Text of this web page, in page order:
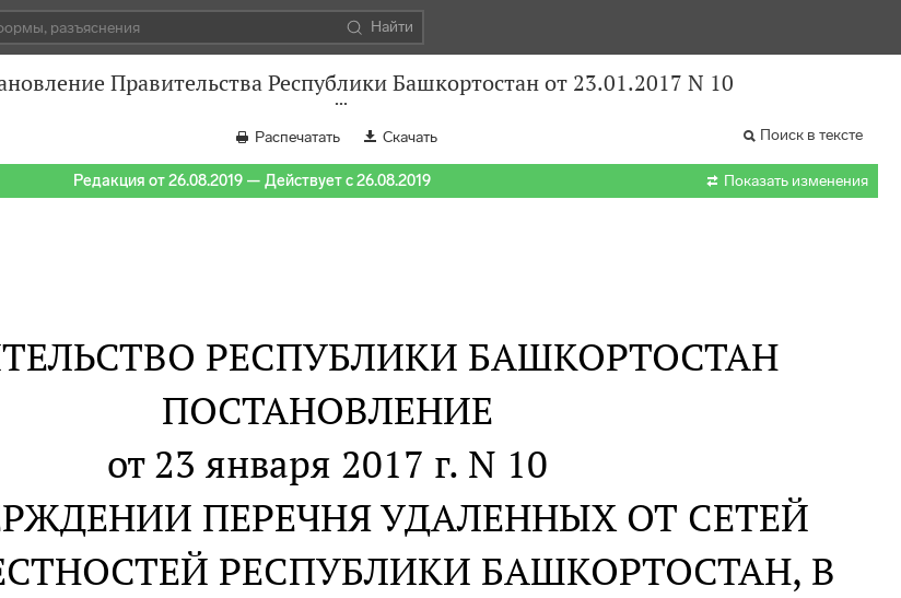
Найти
Правительства Республики Башкортостан от 23.01.2017 N 10
Распечатать Скачать Поиск в тексте
Редакция от 26.08.2019 — Действует с 26.08.2019  Показать изменения
РЕСПУБЛИКИ БАШКОРТОСТАН
ПОСТАНОВЛЕНИЕ
от 23 января 2017 г. N 10
ПЕРЕЧНЯ УДАЛЕННЫХ ОТ СЕТЕЙ
РЕСПУБЛИКИ БАШКОРТОСТАН, В